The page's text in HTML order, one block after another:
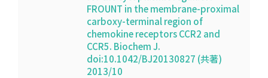
FROUNT in the membrane-proximal
carboxy-terminal region of
chemokine receptors CCR2 and
CCR5. Biochem J.
doi:10.1042/BJ20130827 (共著)
2013/10